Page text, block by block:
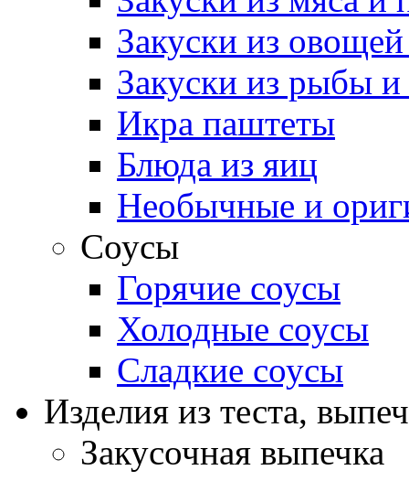
Закуски из
Закуски из рыбы
Икра паштеты
Блюда из яиц
Необычные и
Соусы
Горячие соусы
Холодные соусы
Сладкие соусы
Изделия из теста,
Закусочная выпечка